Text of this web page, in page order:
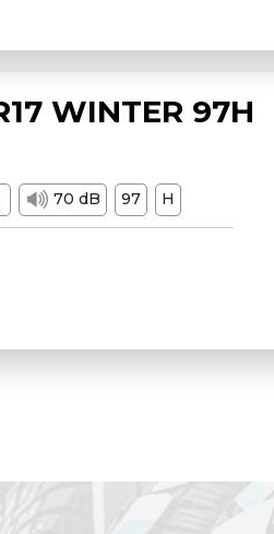
WINTER 97H
70 dB 97 H